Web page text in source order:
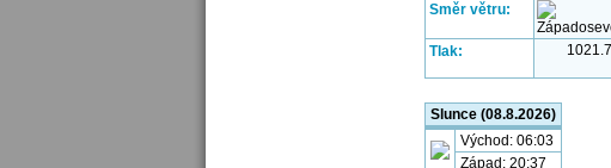
Směr větru:
Tlak:
Slunce (08.8.2026)
Východ: 06:03
Západ: 20:37